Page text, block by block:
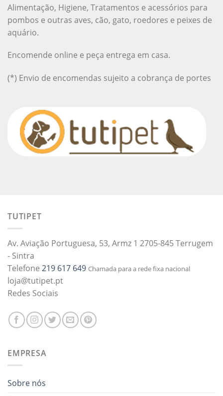
Alimentação, Higiene, Tratamentos e acessórios para
pombos e outras aves, cão, gato, roedores e peixes de
aquário.
Encomende online e peça entrega em casa.
(*) Envio de encomendas sujeito a cobrança de portes
TUTIPET
Av. Aviação Portuguesa, 53, Armz 1 2705-845 Terrugem
- Sintra
Telefone 219 617 649 Chamada para a rede fixa nacional
loja@tutipet.pt
Redes Sociais
EMPRESA
Sobre nós